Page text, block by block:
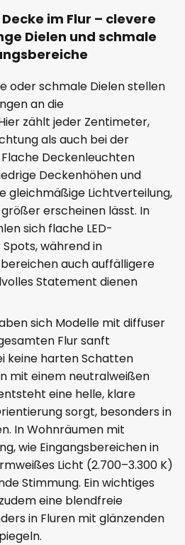
im Flur – clevere
Dielen und schmale
oder schmale Dielen stellen
an die
zählt jeder Zentimeter,
als auch bei der
Deckenleuchten
Deckenhöhen und
gleichmäßige Lichtverteilung,
erscheinen lässt. In
sich flache LED-
während in
auch auffälligere
Statement dienen
sich Modelle mit diffuser
Flur sanft
keine harten Schatten
mit einem neutralweißen
eine helle, klare
sorgt, besonders in
In Wohnräumen mit
wie Eingangsbereichen in
Licht (2.700–3.300 K)
Stimmung. Ein wichtiges
eine blendfreie
in Fluren mit glänzenden